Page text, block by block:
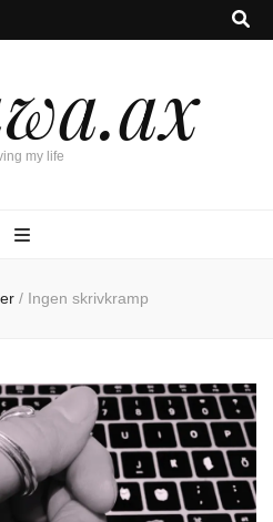
my life
/ Ingen skrivkramp